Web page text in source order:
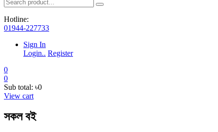
Hotline:
01944-227733
Sign In
Login.. Register
0
0
Sub total: ৳0
View cart
সকল বই